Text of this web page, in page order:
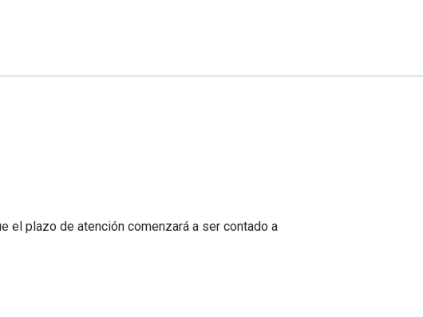
el plazo de atención comenzará a ser contado a